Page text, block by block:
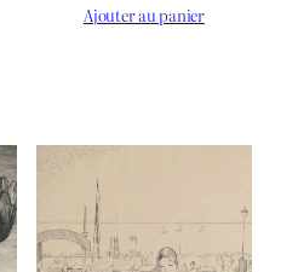
Ajouter au panier